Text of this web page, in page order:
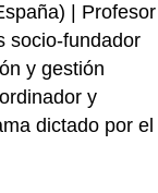
| Profesor
socio-fundador
y gestión
y
dictado por el